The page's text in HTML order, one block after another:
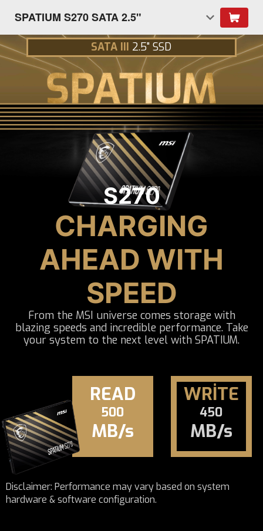
SPATIUM S270 SATA 2.5"
SATA III 2.5" SSD
S270
CHARGING
AHEAD WITH
SPEED
From the MSI universe comes storage with
blazing speeds and incredible performance. Take
your system to the next level with SPATIUM.
READ
500
MB/s
WRITE
450
MB/s
Disclaimer: Performance may vary based on system
hardware & software configuration.